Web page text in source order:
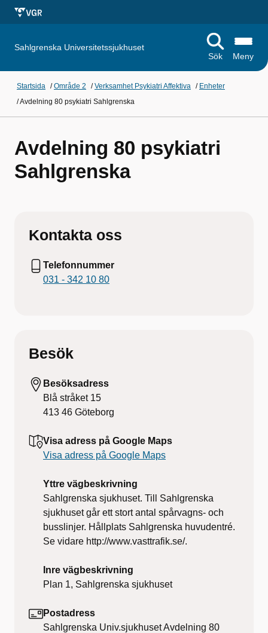
Sahlgrenska Universitetssjukhuset
Sök
Meny
Startsida /Område 2 /Verksamhet Psykiatri Affektiva / Enheter
/Avdelning 80 psykiatri Sahlgrenska
Avdelning 80 psykiatri
Sahlgrenska
Kontakta oss
Telefonnummer
031 - 342 10 80
Besök
Besöksadress
Blå stråket 15
413 46 Göteborg
Visa adress på Google Maps
Visa adress på Google Maps
Yttre vägbeskrivning
Sahlgrenska sjukhuset. Till Sahlgrenska
sjukhuset går ett stort antal spårvagns- och
busslinjer. Hållplats Sahlgrenska huvudentré.
Se vidare http://www.vasttrafik.se/.
Inre vägbeskrivning
Plan 1, Sahlgrenska sjukhuset
Postadress
Sahlgrenska Univ.sjukhuset Avdelning 80